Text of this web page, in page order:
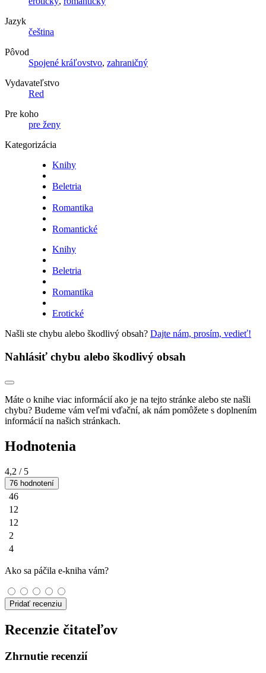
Jazyk
čeština
Pôvod
Spojené kráľovstvo, zahraničný
Vydavateľstvo
Red
Pre koho
pre ženy
Kategorizácia
Knihy
Beletria
Romantika
Romantické
Knihy
Beletria
Romantika
Erotické
Našli ste chybu alebo škodlivý obsah? Dajte nám, prosím, vedieť!
Nahlásiť chybu alebo škodlivý obsah
Máte o knihe viac informácií ako je na tejto stránke alebo ste našli
chybu? Budeme vám veľmi vďační, ak nám pomôžete s doplnením
informácií na našich stránkach.
Hodnotenia
4,2 / 5
76 hodnotení
46
12
12
2
4
Ako sa páčila e-kniha vám?
Pridať recenziu
Recenzie čitateľov
Zhrnutie recenzií